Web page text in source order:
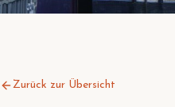
Zurück zur Übersicht